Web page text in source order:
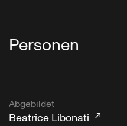
Personen
Abgebildet
Beatrice Libonati